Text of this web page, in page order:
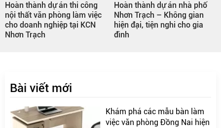
Hoàn thành dự án nhà phố
Nhơn Trạch – Không gian
hiện đại, tiện nghi cho gia
đình
Hoàn Thiện Thi Công Nội
Thất Văn Phòng – Bàn Ghế,
Tủ Hồ Sơ, Tủ Quần Áo,
Giường Theo Yêu Cầu
Bài viết mới
Khám phá các mẫu bàn làm
việc văn phòng Đồng Nai hiện